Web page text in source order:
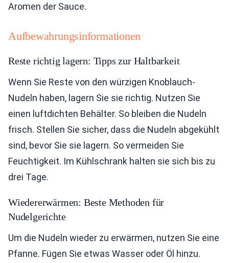
Aromen der Sauce.
Aufbewahrungsinformationen
Reste richtig lagern: Tipps zur Haltbarkeit
Wenn Sie Reste von den würzigen Knoblauch-
Nudeln haben, lagern Sie sie richtig. Nutzen Sie
einen luftdichten Behälter. So bleiben die Nudeln
frisch. Stellen Sie sicher, dass die Nudeln abgekühlt
sind, bevor Sie sie lagern. So vermeiden Sie
Feuchtigkeit. Im Kühlschrank halten sie sich bis zu
drei Tage.
Wiedererwärmen: Beste Methoden für
Nudelgerichte
Um die Nudeln wieder zu erwärmen, nutzen Sie eine
Pfanne. Fügen Sie etwas Wasser oder Öl hinzu.